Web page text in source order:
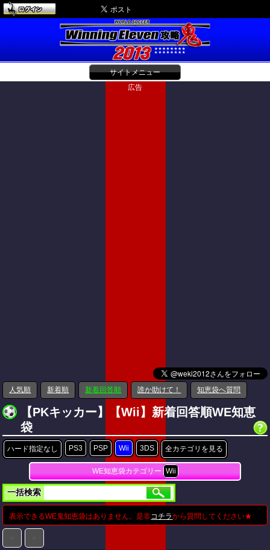
サイトメニュー
広告
人気順 新着順 新着回答順 誰か助けて！ 知恵袋へ質問
【PKキッカー】【Wii】新着回答順WE知恵
袋
ハード指定なし PS3 PSP Wii 3DS 全カテゴリを見る
WE知恵袋カテゴリー Wii
一括検索
表示できるWE鬼知恵袋はありません。是非コチラから質問してください★